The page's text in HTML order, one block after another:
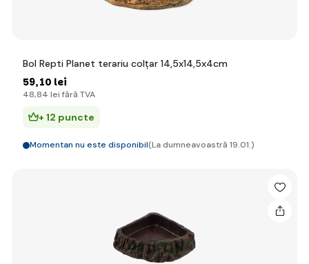
Bol Repti Planet terariu colțar 14,5x14,5x4cm
59,10 lei
48,84 lei fără TVA
+ 12 puncte
Momentan nu este disponibil(La dumneavoastră 19.01.)